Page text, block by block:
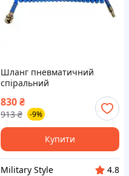
Шланг пневматичний
спіральний
швидкоз'єднуваний: Ø= 8/12
мм, ≤12 Bar, l= 5 м.
поліуретан 1
830₴
913 ₴ -9%
Купити
Military Style
4.8